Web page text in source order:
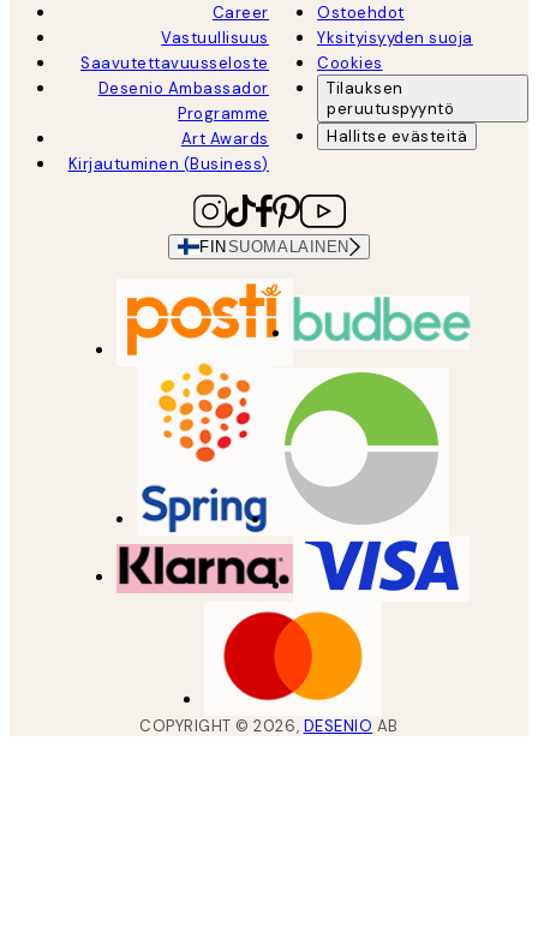
Career
Vastuullisuus
Saavutettavuusseloste
Desenio Ambassador
Programme
Art Awards
Kirjautuminen (Business)
Ostoehdot
Yksityisyyden suoja
Cookies
Tilauksen
peruutuspyyntö
Hallitse evästeitä
FIN SUOMALAINEN
COPYRIGHT ©2026, DESENIO AB